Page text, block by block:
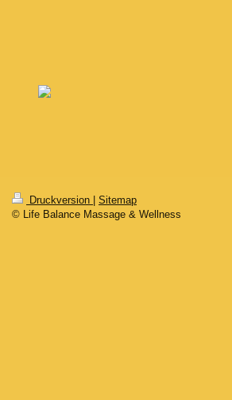
Druckversion
Sitemap
© Life Balance Massage & Wellness